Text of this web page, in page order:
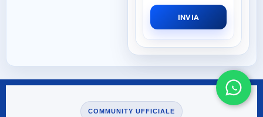
INVIA
COMMUNITY UFFICIALE